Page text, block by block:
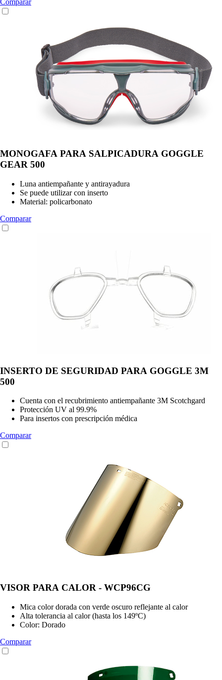
MONOGAFA PARA SALPICADURA GOGGLE
GEAR 500
Luna antiempañante y antirayadura
Se puede utilizar con inserto
Material: policarbonato
Comparar
INSERTO DE SEGURIDAD PARA GOGGLE 3M
500
Cuenta con el recubrimiento antiempañante 3M Scotchgard
Protección UV al 99.9%
Para insertos con prescripción médica
Comparar
VISOR PARA CALOR - WCP96CG
Mica color dorada con verde oscuro reflejante al calor
Alta tolerancia al calor (hasta los 149ºC)
Color: Dorado
Comparar